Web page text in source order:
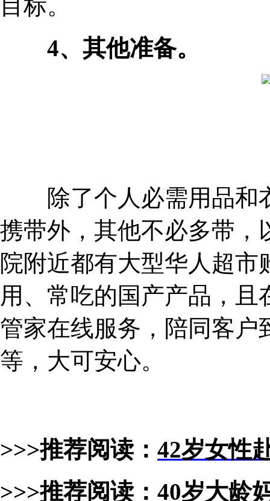
目标。
4、其他准备。
除了个人必需用品和
携带外，其他不必多带，
院附近都有大型华人超
用、常吃的国产产品，
管家在线服务，陪同客户
等，大可安心。
>>>推荐阅读： 42岁女性
>>>推荐阅读： 40岁大龄